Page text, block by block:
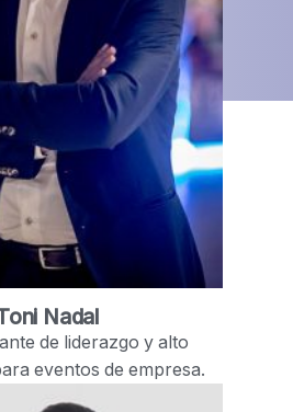
Nadal
de liderazgo y alto
eventos de empresa.